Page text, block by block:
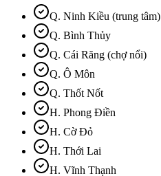
Q. Ninh Kiều (trung tâm)
Q. Bình Thủy
Q. Cái Răng (chợ nổi)
Q. Ô Môn
Q. Thốt Nốt
H. Phong Điền
H. Cờ Đỏ
H. Thới Lai
H. Vĩnh Thạnh